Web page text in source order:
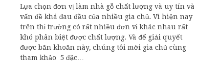
Lựa chọn đơn vị làm nhà gỗ chất lượng và uy tín và
vấn đề khá đau đầu của nhiều gia chủ. Vì hiện nay
trên thị trường có rất nhiều đơn vị khác nhau rất
khó phân biệt được chất lượng. Và để giải quyết
được băn khoăn này, chúng tôi mời gia chủ cùng
tham khảo 5 đặc…